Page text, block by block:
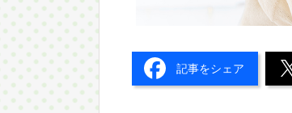
記事をシェア